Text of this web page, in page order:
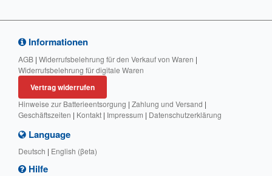
Informationen
AGB | Widerrufsbelehrung für den Verkauf von Waren |
Widerrufsbelehrung für digitale Waren
Vertrag widerrufen
Hinweise zur Batterieentsorgung | Zahlung und Versand |
Geschäftszeiten | Kontakt | Impressum | Datenschutzerklärung
Language
Deutsch | English (βeta)
Hilfe